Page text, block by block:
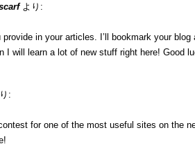
より:
in your articles. I’ll bookmark your blog
I will learn a lot of new stuff right here! Good
:
for one of the most useful sites on the